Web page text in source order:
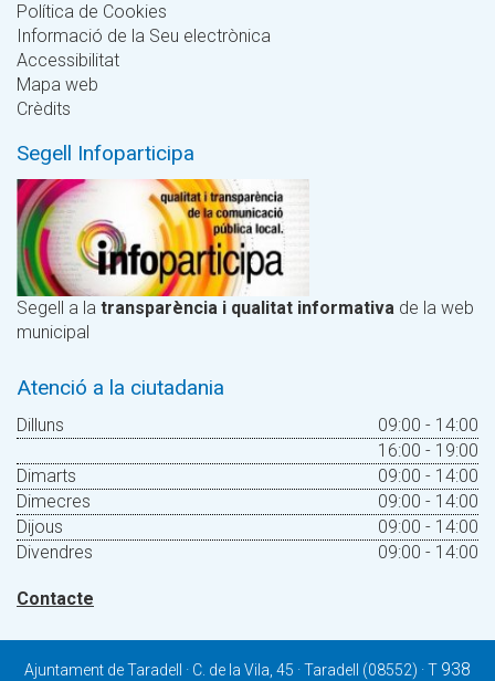
Política de Cookies
Informació de la Seu electrònica
Accessibilitat
Mapa web
Crèdits
Segell Infoparticipa
Segell a la transparència i qualitat informativa de la web
municipal
Atenció a la ciutadania
Dilluns
09:00 - 14:00
16:00 - 19:00
Dimarts
09:00 - 14:00
Dimecres
09:00 - 14:00
Dijous
09:00 - 14:00
Divendres
09:00 - 14:00
Contacte
Ajuntament de Taradell · C. de la Vila, 45 · Taradell (08552) · T 938